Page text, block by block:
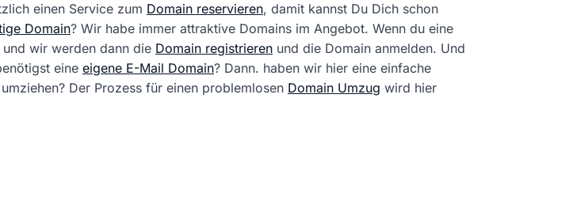
einen Service zum Domain reservieren, damit kannst Du Dich schon
Domain? Wir habe immer attraktive Domains im Angebot. Wenn du eine
und wir werden dann die Domain registrieren und die Domain anmelden. Und
eine eigene E-Mail Domain? Dann. haben wir hier eine einfache
Der Prozess für einen problemlosen Domain Umzug wird hier